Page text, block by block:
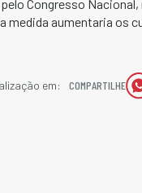
Congresso
medida aumentaria os
em:
COMPARTILHE